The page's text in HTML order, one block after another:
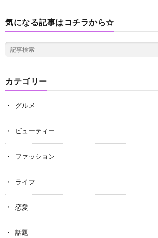
気になる記事はコチラから☆
カテゴリー
グルメ
ビューティー
ファッション
ライフ
恋愛
話題